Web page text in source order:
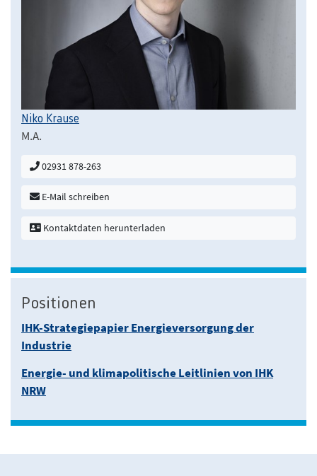
Niko Krause
M.A.
02931 878-263
E-Mail schreiben
Kontaktdaten herunterladen
Positionen
IHK-Strategiepapier Energieversorgung der
Industrie
Energie- und klimapolitische Leitlinien von IHK
NRW